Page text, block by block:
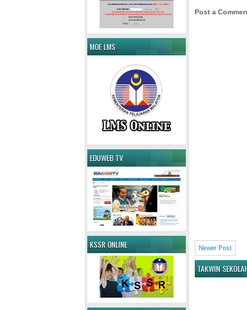
Post a
Newer Post
TAKWIN
MOE LMS
EDUWEB TV
KSSR ONLINE